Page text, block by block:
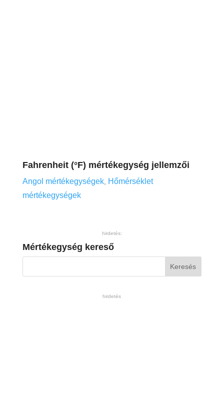
Fahrenheit (°F) mértékegység jellemzői
Angol mértékegységek,
Hőmérséklet
mértékegységek
hirdetés:
Mértékegység kereső
hirdetés